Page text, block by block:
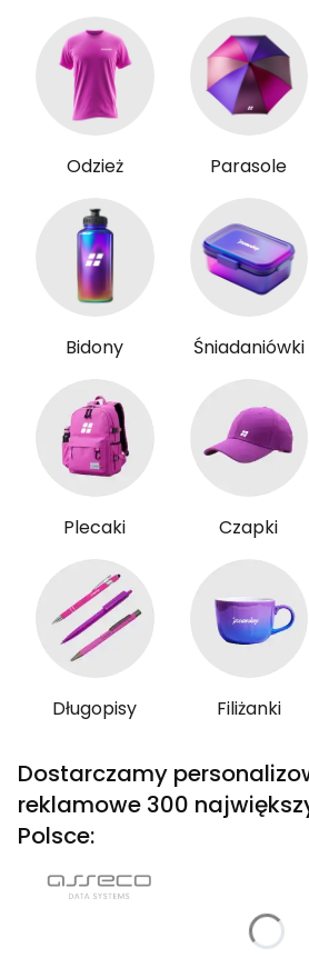
Odzież Parasole
Bidony Śniadaniówki
Plecaki Czapki
Długopisy Filiżanki
Dostarczamy
reklamowe 300
Polsce: